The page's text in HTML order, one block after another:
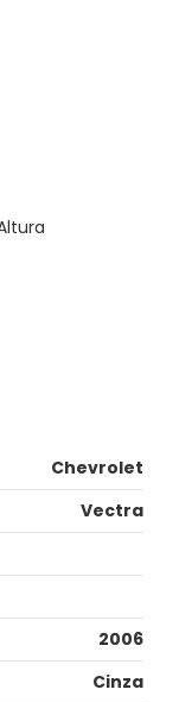
Chevrolet
Vectra
2006
Cinza